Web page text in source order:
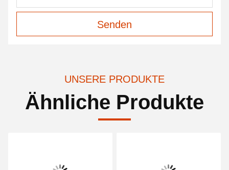
Senden
UNSERE PRODUKTE
Ähnliche Produkte